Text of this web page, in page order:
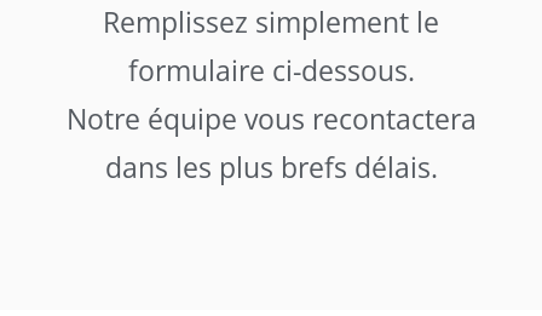
Remplissez simplement le
formulaire ci-dessous.
Notre équipe vous recontactera
dans les plus brefs délais.